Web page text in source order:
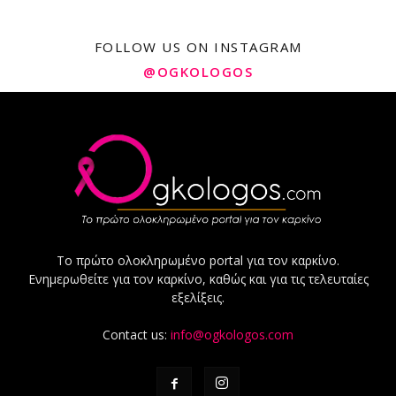
FOLLOW US ON INSTAGRAM
@OGKOLOGOS
Το πρώτο ολοκληρωμένο portal για τον καρκίνο.
Ενημερωθείτε για τον καρκίνο, καθώς και για τις τελευταίες
εξελίξεις.
Contact us: info@ogkologos.com